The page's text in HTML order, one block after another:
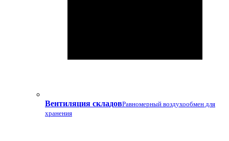
Вентиляция складовРавномерный воздухообмен для
хранения